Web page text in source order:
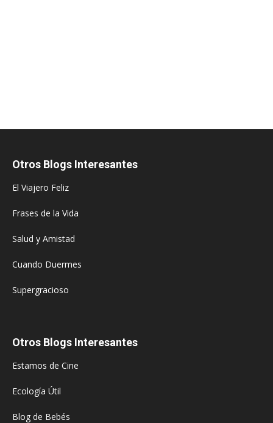
Otros Blogs Interesantes
El Viajero Feliz
Frases de la Vida
Salud y Amistad
Cuando Duermes
Supergracioso
Otros Blogs Interesantes
Estamos de Cine
Ecología Útil
Blog de Bebés